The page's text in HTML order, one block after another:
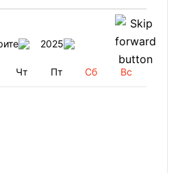
2025
Чт Пт Сб Вс